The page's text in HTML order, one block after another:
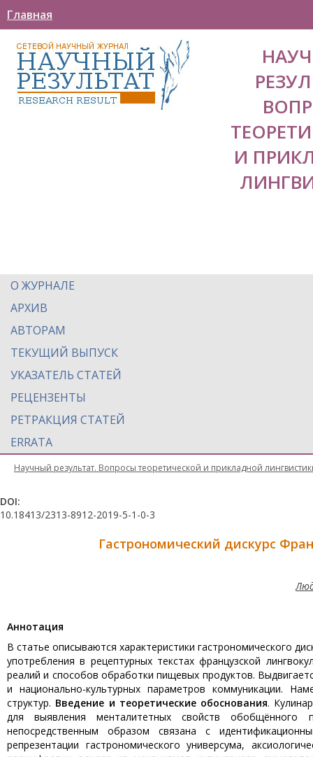
Главная
И
О ЖУРНАЛЕ
АРХИВ
АВТОРАМ
ТЕКУЩИЙ ВЫПУСК
УКАЗАТЕЛЬ СТАТЕЙ
РЕЦЕНЗЕНТЫ
РЕТРАКЦИЯ СТАТЕЙ
ERRATA
Научный результат. Вопросы теоретической и прикладной
DOI:
10.18413/2313-8912-2019-5-1-0-3
Гастрономический дискурс
Aннотация
В статье описываются характеристики гастрономического
употребления в рецептурных текстах французской
реалий и способов обработки пищевых продуктов.
и национально-культурных параметров коммуникации.
структур. Введение и теоретические обоснования.
для выявления менталитетных свойств обобщённого
непосредственным образом связана с
репрезентации гастрономического универсума,